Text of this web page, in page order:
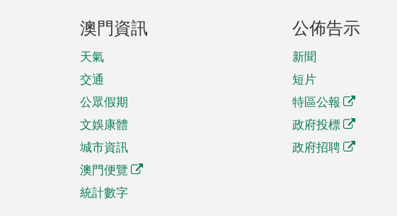
澳門資訊
天氣
交通
公眾假期
文娛康體
城市資訊
澳門便覽
統計數字
公佈告示
新聞
短片
特區公報
政府投標
政府招聘